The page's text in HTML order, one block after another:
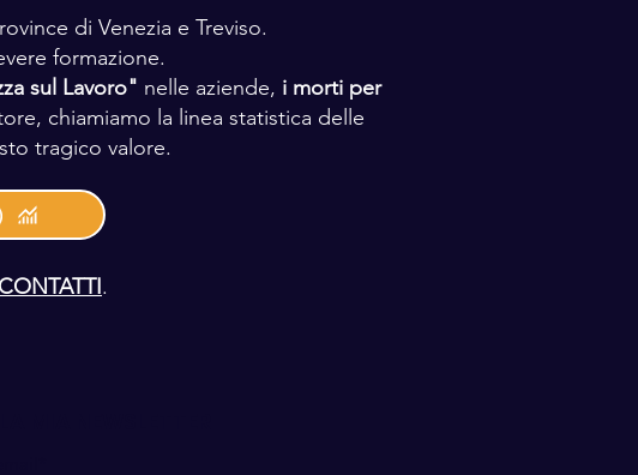
di Venezia e Treviso.
formazione.
sul Lavoro" nelle aziende, i morti per
chiamiamo la linea statistica delle
tragico valore.
CONTATTI.